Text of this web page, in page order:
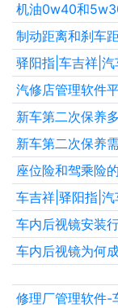
机油0w40和
制动距离和刹车
驿阳指|车吉祥|汽
汽修店管理软件
新车第二次保养
新车第二次保养
座位险和驾乘险
车吉祥|驿阳指|汽
车内后视镜安装
车内后视镜为何
修理厂管理软件-